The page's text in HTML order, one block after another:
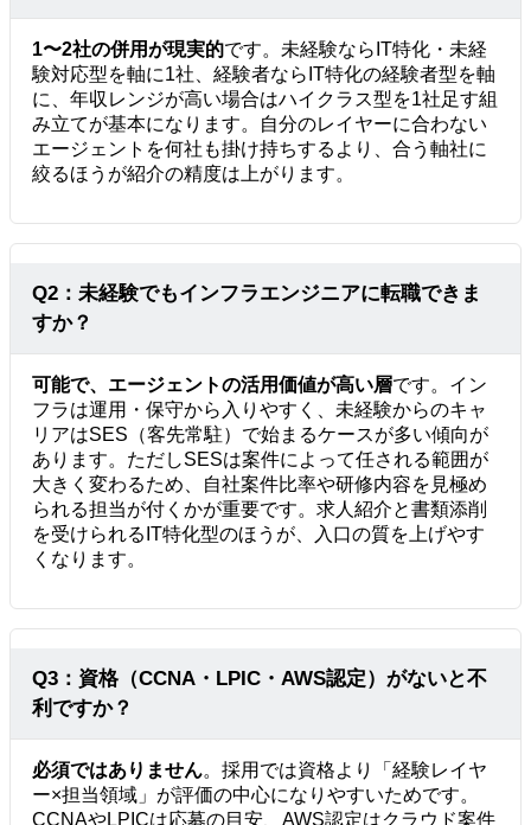
1〜2社の併用が現実的です。未経験ならIT特化・未経
験対応型を軸に1社、経験者ならIT特化の経験者型を軸
に、年収レンジが高い場合はハイクラス型を1社足す組
み立てが基本になります。自分のレイヤーに合わない
エージェントを何社も掛け持ちするより、合う軸社に
絞るほうが紹介の精度は上がります。
Q2：未経験でもインフラエンジニアに転職できま
すか？
可能で、エージェントの活用価値が高い層です。イン
フラは運用・保守から入りやすく、未経験からのキャ
リアはSES（客先常駐）で始まるケースが多い傾向が
あります。ただしSESは案件によって任される範囲が
大きく変わるため、自社案件比率や研修内容を見極め
られる担当が付くかが重要です。求人紹介と書類添削
を受けられるIT特化型のほうが、入口の質を上げやす
くなります。
Q3：資格（CCNA・LPIC・AWS認定）がないと不
利ですか？
必須ではありません。採用では資格より「経験レイヤ
ー×担当領域」が評価の中心になりやすいためです。
CCNAやLPICは応募の目安、AWS認定はクラウド案件